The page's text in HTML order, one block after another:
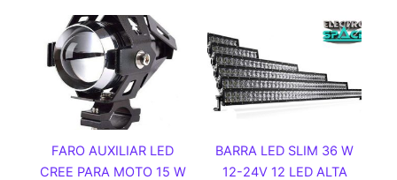
FARO AUXILIAR LED
CREE PARA MOTO 15 W
BARRA LED SLIM 36 W
12-24V 12 LED ALTA